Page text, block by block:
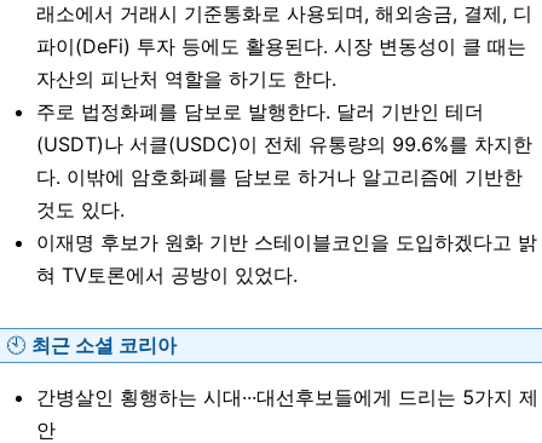
래소에서 거래시 기준통화로 사용되며, 해외송금, 결제, 디
파이(DeFi) 투자 등에도 활용된다. 시장 변동성이 클 때는
자산의 피난처 역할을 하기도 한다.
주로 법정화폐를 담보로 발행한다. 달러 기반인 테더
(USDT)나 서클(USDC)이 전체 유통량의 99.6%를 차지한
다. 이밖에 암호화폐를 담보로 하거나 알고리즘에 기반한
것도 있다.
이재명 후보가 원화 기반 스테이블코인을 도입하겠다고 밝
혀 TV토론에서 공방이 있었다.
🕙 최근 소셜 코리아
간병살인 횡행하는 시대···대선후보들에게 드리는 5가지 제
안